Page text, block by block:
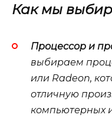
Как мы
Процессор и
выбираем
или Radeon,
отличную
компьютерных